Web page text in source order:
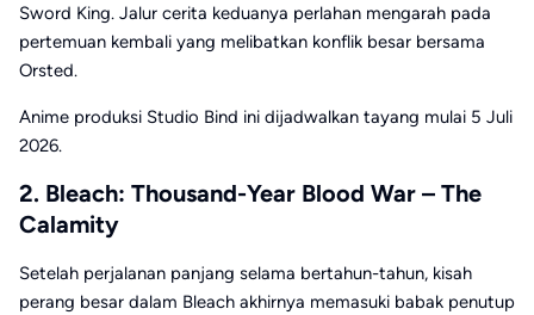
Sword King. Jalur cerita keduanya perlahan mengarah pada
pertemuan kembali yang melibatkan konflik besar bersama
Orsted.
Anime produksi Studio Bind ini dijadwalkan tayang mulai 5 Juli
2026.
2. Bleach: Thousand-Year Blood War – The
Calamity
Setelah perjalanan panjang selama bertahun-tahun, kisah
perang besar dalam Bleach akhirnya memasuki babak penutup